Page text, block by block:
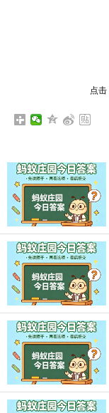
点击